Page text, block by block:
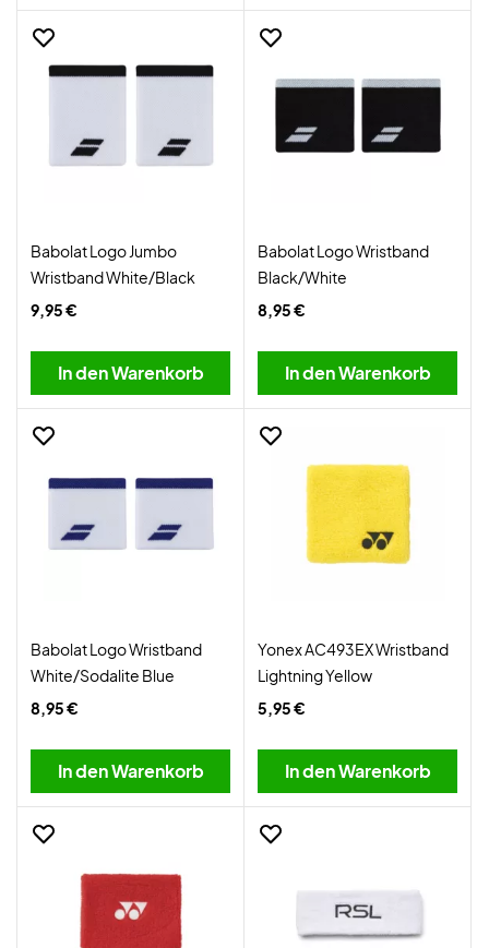
Babolat Logo Jumbo
Wristband White/Black
9,95 €
In den Warenkorb
Babolat Logo Wristband
Black/White
8,95 €
In den Warenkorb
Babolat Logo Wristband
White/Sodalite Blue
8,95 €
In den Warenkorb
Yonex AC493EX Wristband
Lightning Yellow
5,95 €
In den Warenkorb